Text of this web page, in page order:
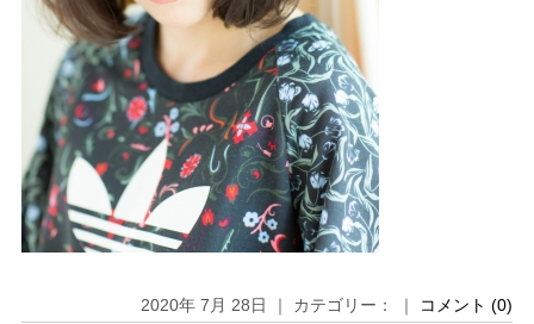
2020年 7月 28日 ｜ カテゴリー： ｜ コメント (0)